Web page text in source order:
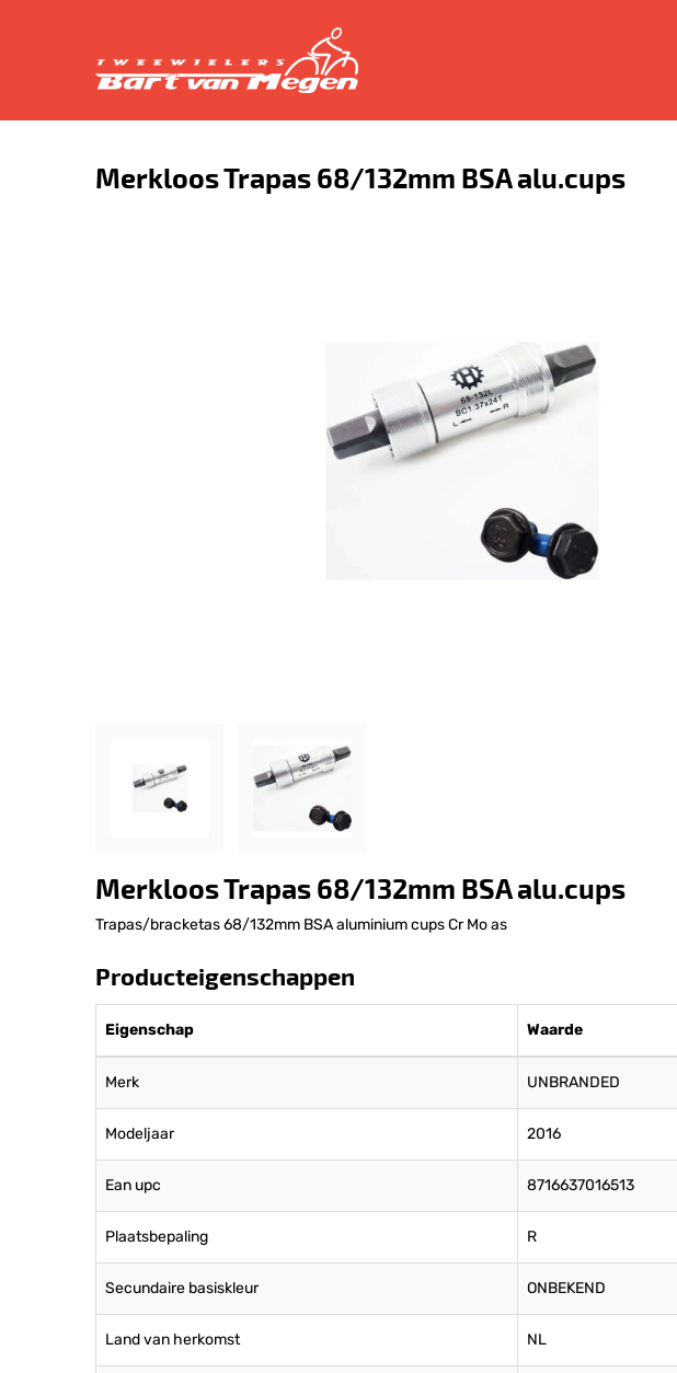
Merkloos Trapas 68/132mm BSA alu.cups
Merkloos Trapas 68/132mm BSA alu.cups
Trapas/bracketas 68/132mm BSA aluminium cups Cr Mo as
Producteigenschappen
Eigenschap Waarde
Merk UNBRANDED
Modeljaar 2016
Ean upc 8716637016513
Plaatsbepaling R
Secundaire basiskleur ONBEKEND
Land van herkomst NL